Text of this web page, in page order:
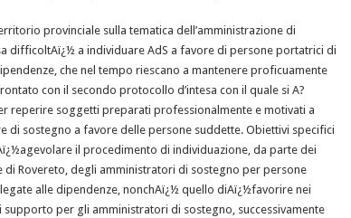
provinciale sulla tematica dell’amministrazione di
difficoltAï¿½ a individuare AdS a favore di persone portatrici di
che nel tempo riescano a mantenere proficuamente
con il secondo protocollo d’intesa con il quale si A?
reperire soggetti preparati professionalmente e motivati a
di sostegno a favore delle persone suddette. Obiettivi specifici
il procedimento di individuazione, da parte dei
Rovereto, degli amministratori di sostegno per persone
alle dipendenze, nonchAï¿½ quello diAï¿½favorire nei
per gli amministratori di sostegno, successivamente